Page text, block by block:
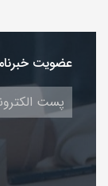
عضویت